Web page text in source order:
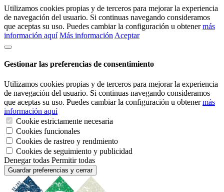
Utilizamos cookies propias y de terceros para mejorar la experiencia
de navegación del usuario. Si continuas navegando consideramos
que aceptas su uso. Puedes cambiar la configuración u obtenermás
información aquí Más información Aceptar
Gestionar las preferencias de consentimiento
Utilizamos cookies propias y de terceros para mejorar la experiencia
de navegación del usuario. Si continuas navegando consideramos
que aceptas su uso. Puedes cambiar la configuración u obtenermás
información aquí
Cookie estrictamente necesaria
Cookies funcionales
Cookies de rastreo y rendmiento
Cookies de seguimiento y publicidad
Denegar todas Permitir todas
Guardar preferencias y cerrar